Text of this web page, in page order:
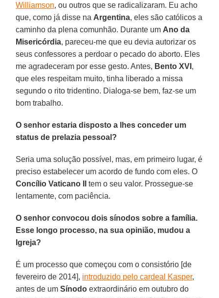
Williamson, ou outros que se radicalizaram. Eu acho
que, como já disse na Argentina, eles são católicos a
caminho da plena comunhão. Durante um Ano da
Misericórdia, pareceu-me que eu devia autorizar os
seus confessores a perdoar o pecado do aborto. Eles
me agradeceram por esse gesto. Antes, Bento XVI ,
que eles respeitam muito, tinha liberado a missa
segundo o rito tridentino. Dialoga-se bem, faz-se um
bom trabalho.
O senhor estaria disposto a lhes conceder um
status de prelazia pessoal?
Seria uma solução possível, mas, em primeiro lugar, é
preciso estabelecer um acordo de fundo com eles. O
Concílio Vaticano II
tem o seu valor. Prossegue-se
lentamente, com paciência.
O senhor convocou dois sínodos sobre a família.
Esse longo processo, na sua opinião, mudou a
Igreja?
É um processo que começou com o consistório [de
fevereiro de 2014], introduzido pelo cardeal Kasper,
antes de umSínodo extraordinário em outubro do